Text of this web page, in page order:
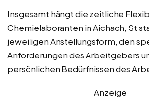
Insgesamt hängt die zeitliche
Chemielaboranten in Aichach, St
jeweiligen Anstellungsform, den
Anforderungen des Arbeitgebers
persönlichen Bedürfnissen des
Anzeige